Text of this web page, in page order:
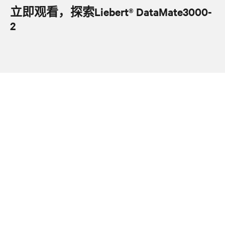
立即观看，探索Liebert® DataMate3000-
2